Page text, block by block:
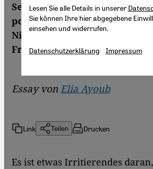
Seit 1990 beherrschen Gewalt,
politische Lähmung und
Niedergang das Land. Es stellt
Frage: Ist der Krieg wirklich zu
Essay von Elia Ayoub
Link Teilen Drucken
Es ist etwas Irritierendes
Lesen Sie alle Details in unserer
Sie können Ihre hier abgegebene
einsehen und widerrufen.
Datenschutzerklärung Impressum